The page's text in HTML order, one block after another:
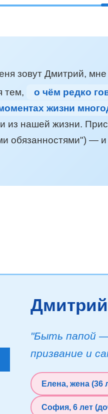
зовут Дмитрий,
тем,
о чём редко
жизни
из нашей жизни.
обязанностями") —
"Быть папой
призвание и
Елена, жена (36
София, 6 лет